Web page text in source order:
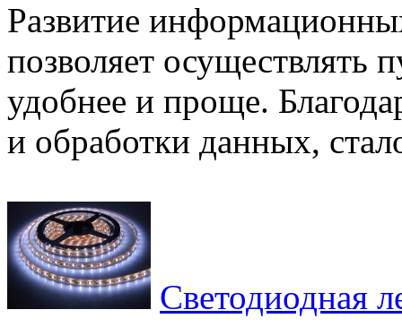
Развитие
позволяет осуществлять
удобнее и проще.
и обработки данных,
Светодиодная